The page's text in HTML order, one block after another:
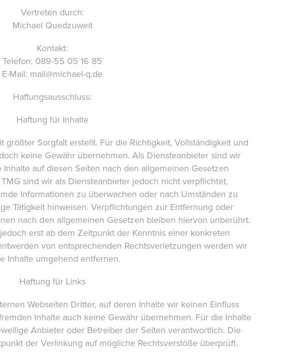
Vertreten durch:
Michael Quedzuweit
Kontakt:
Telefon: 089-55 05 16 85
E-Mail: mail@michael-q.de
Haftungsausschluss:
Haftung für Inhalte
größter Sorgfalt erstellt. Für die Richtigkeit, Vollständigkeit und
keine Gewähr übernehmen. Als Diensteanbieter sind wir
Inhalte auf diesen Seiten nach den allgemeinen Gesetzen
sind wir als Diensteanbieter jedoch nicht verpflichtet,
Informationen zu überwachen oder nach Umständen zu
Tätigkeit hinweisen. Verpflichtungen zur Entfernung oder
nach den allgemeinen Gesetzen bleiben hiervon unberührt.
erst ab dem Zeitpunkt der Kenntnis einer konkreten
von entsprechenden Rechtsverletzungen werden wir
Inhalte umgehend entfernen.
Haftung für Links
Webseiten Dritter, auf deren Inhalte wir keinen Einfluss
Inhalte auch keine Gewähr übernehmen. Für die Inhalte
Anbieter oder Betreiber der Seiten verantwortlich. Die
der Verlinkung auf mögliche Rechtsverstöße überprüft.